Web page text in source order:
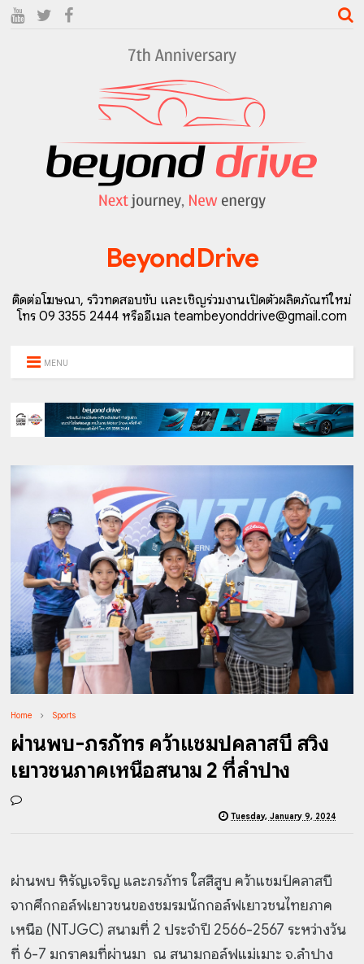
BeyondDrive
ติดต่อโฆษณา, รีวิวทดสอบขับ และเชิญร่วมงานเปิดตัวผลิตภัณฑ์ใหม่
โทร 09 3355 2444 หรืออีเมล teambeyonddrive@gmail.com
MENU
Home Sports
ผ่านพบ-ภรภัทร คว้าแชมป์คลาสบี สวิง
เยาวชนภาคเหนือสนาม 2 ที่ลำปาง
Tuesday, January 9, 2024
ผ่านพบ หิรัญเจริญ และภรภัทร ใสสีสูบ คว้าแชมป์คลาสบี
จากศึกกอล์ฟเยาวชนของชมรมนักกอล์ฟเยาวชนไทยภาค
เหนือ (NTJGC) สนามที่ 2 ประจำปี 2566-2567 ระหว่างวัน
ที่ 6-7 มกราคมที่ผ่านมา ณ สนามกอล์ฟแม่เมาะ จ.ลำปาง